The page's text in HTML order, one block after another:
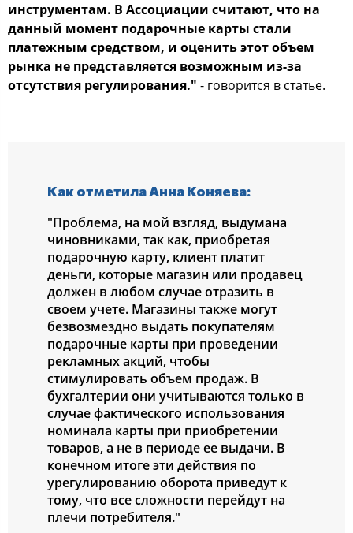
инструментам. В Ассоциации считают, что на
данный момент подарочные карты стали
платежным средством, и оценить этот объем
рынка не представляется возможным из-за
отсутствия регулирования." - говорится в статье.
Как отметила Анна Коняева:
"Проблема, на мой взгляд, выдумана
чиновниками, так как, приобретая
подарочную карту, клиент платит
деньги, которые магазин или продавец
должен в любом случае отразить в
своем учете. Магазины также могут
безвозмездно выдать покупателям
подарочные карты при проведении
рекламных акций, чтобы
стимулировать объем продаж. В
бухгалтерии они учитываются только в
случае фактического использования
номинала карты при приобретении
товаров, а не в периоде ее выдачи. В
конечном итоге эти действия по
урегулированию оборота приведут к
тому, что все сложности перейдут на
плечи потребителя."